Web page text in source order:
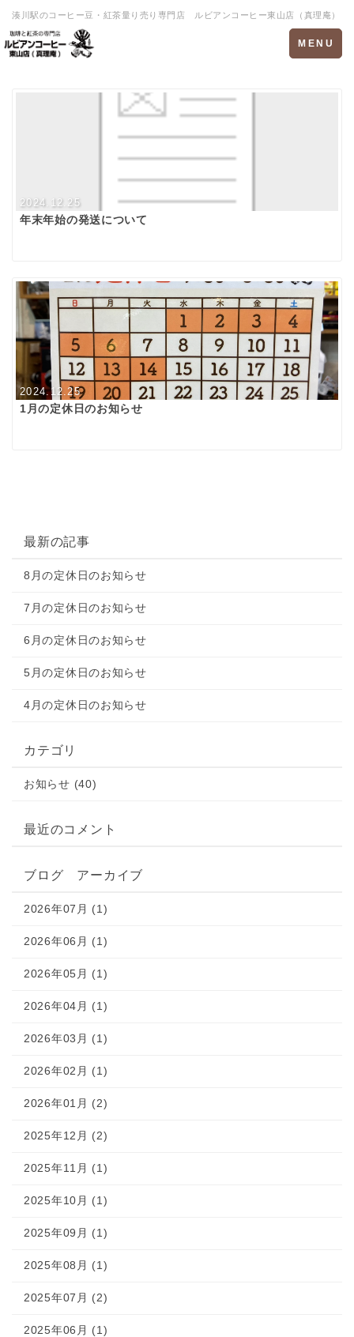
湊川駅のコーヒー豆・紅茶量り売り専門店 ルビアンコーヒー東山店（真理庵）
Toggle
navigation
MENU
2024.12.25
年末年始の発送について
2024.12.25
1月の定休日のお知らせ
最新の記事
8月の定休日のお知らせ
7月の定休日のお知らせ
6月の定休日のお知らせ
5月の定休日のお知らせ
4月の定休日のお知らせ
カテゴリ
お知らせ (40)
最近のコメント
ブログ アーカイブ
2026年07月 (1)
2026年06月 (1)
2026年05月 (1)
2026年04月 (1)
2026年03月 (1)
2026年02月 (1)
2026年01月 (2)
2025年12月 (2)
2025年11月 (1)
2025年10月 (1)
2025年09月 (1)
2025年08月 (1)
2025年07月 (2)
2025年06月 (1)